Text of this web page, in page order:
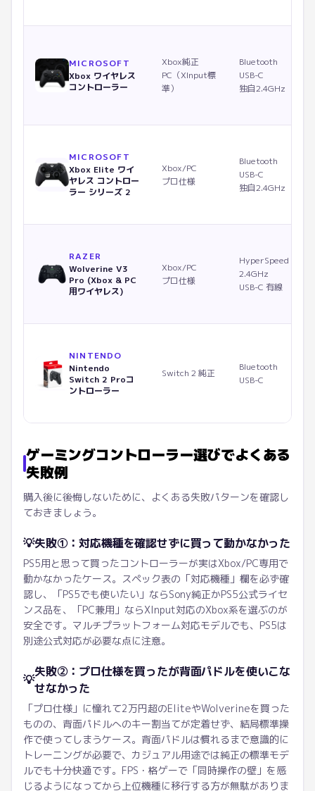
MICROSOFT
Xbox ワイヤレス
コントローラー
Xbox純正
PC（XInput標
準）
Bluetooth
USB-C
独自2.4GHz
MICROSOFT
Xbox Elite ワイ
ヤレス コントロー
ラー シリーズ 2
Xbox/PC
プロ仕様
Bluetooth
USB-C
独自2.4GHz
RAZER
Wolverine V3
Pro (Xbox & PC
用ワイヤレス)
Xbox/PC
プロ仕様
HyperSpeed
2.4GHz
USB-C 有線
NINTENDO
Nintendo
Switch 2 Proコ
ントローラー
Switch 2 純正
Bluetooth
USB-C
ゲーミングコントローラー選びでよくある
失敗例
購入後に後悔しないために、よくある失敗パターンを確認し
ておきましょう。
💡失敗①：対応機種を確認せずに買って動かなかった
PS5用と思って買ったコントローラーが実はXbox/PC専用で
動かなかったケース。スペック表の「対応機種」欄を必ず確
認し、「PS5でも使いたい」ならSony純正かPS5公式ライセ
ンス品を、「PC兼用」ならXInput対応のXbox系を選ぶのが
安全です。マルチプラットフォーム対応モデルでも、PS5は
別途公式対応が必要な点に注意。
💡
失敗②：プロ仕様を買ったが背面パドルを使いこな
せなかった
「プロ仕様」に憧れて2万円超のEliteやWolverineを買った
ものの、背面パドルへのキー割当てが定着せず、結局標準操
作で使ってしまうケース。背面パドルは慣れるまで意識的に
トレーニングが必要で、カジュアル用途では純正の標準モデ
ルでも十分快適です。FPS・格ゲーで「同時操作の壁」を感
じるようになってから上位機種に移行する方が無駄がありま